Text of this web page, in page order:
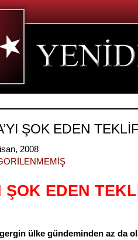
ŞOK EDEN
2008
ŞOK EDEN
ülke gündeminden az da